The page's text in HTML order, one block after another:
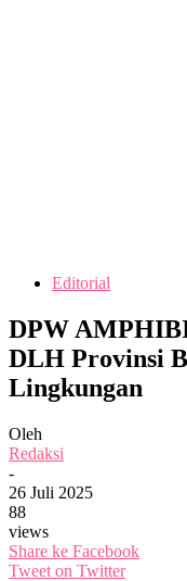
Editorial
DPW
DLH Provinsi
Lingkungan
Oleh
Redaksi
-
26 Juli 2025
88
views
Share ke Facebook
Tweet on Twitter